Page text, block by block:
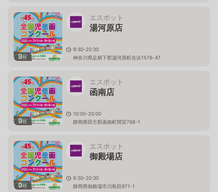
9枚
エスポット
湯河原店
9:30-20:30
神奈川県足柄下郡湯河原町吉浜1576-47
9枚
エスポット
函南店
10:00-20:00
静岡県田方郡函南町間宮768-1
9枚
エスポット
御殿場店
9:30-20:30
静岡県御殿場市川島田971-1